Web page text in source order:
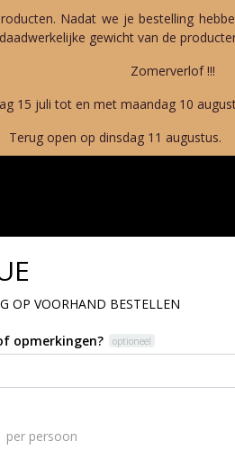
Nadat we je bestelling
gewicht van de
!!!
10
augustus.
OP VOORHAND BESTELLEN
opmerkingen? optioneel
per persoon